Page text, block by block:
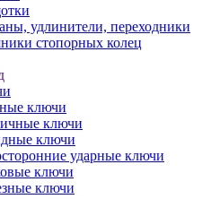
удлинители, переходники
стопорных колец
ключи
ключи
ключи
ударные ключи
ключи
ключи